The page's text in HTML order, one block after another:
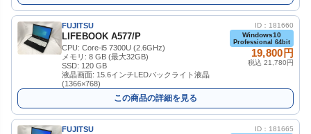
FUJITSU
LIFEBOOK A577/P
CPU: Core-i5 7300U (2.6GHz)
メモリ: 8 GB (最大32GB)
SSD: 120 GB
液晶画面: 15.6インチLEDバックライト液晶
(1366×768)
ID：181660
Windows10
Professional 64bit
19,800円
税込 21,780円
この商品の詳細を見る
FUJITSU
ID：181665